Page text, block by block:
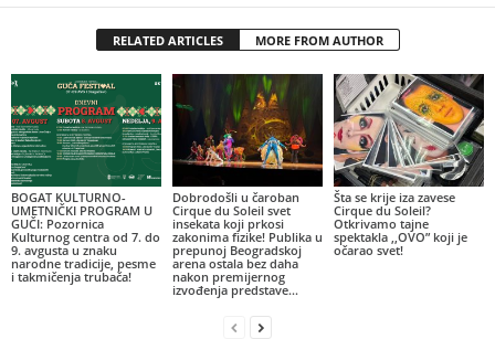
RELATED ARTICLES MORE FROM AUTHOR
BOGAT KULTURNO-
UMETNIČKI PROGRAM U
GUČI: Pozornica
Kulturnog centra od 7. do
9. avgusta u znaku
narodne tradicije, pesme
i takmičenja trubača!
Dobrodošli u čaroban
Cirque du Soleil svet
insekata koji prkosi
zakonima fizike! Publika u
prepunoj Beogradskoj
arena ostala bez daha
nakon premijernog
izvođenja predstave...
Šta se krije iza zavese
Cirque du Soleil?
Otkrivamo tajne
spektakla ,,OVO” koji je
očarao svet!